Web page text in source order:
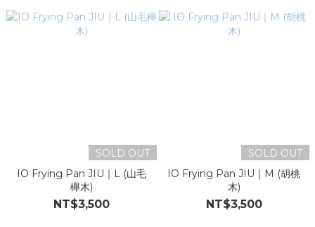
SOLD OUT
IO Frying Pan JIU｜L (山毛
櫸木)
NT$3,500
SOLD OUT
IO Frying Pan JIU｜M (胡桃
木)
NT$3,500